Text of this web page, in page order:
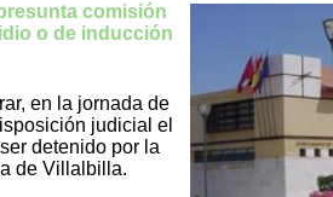
comisión
o de inducción
en la jornada de
judicial el
detenido por la
de Villalbilla.